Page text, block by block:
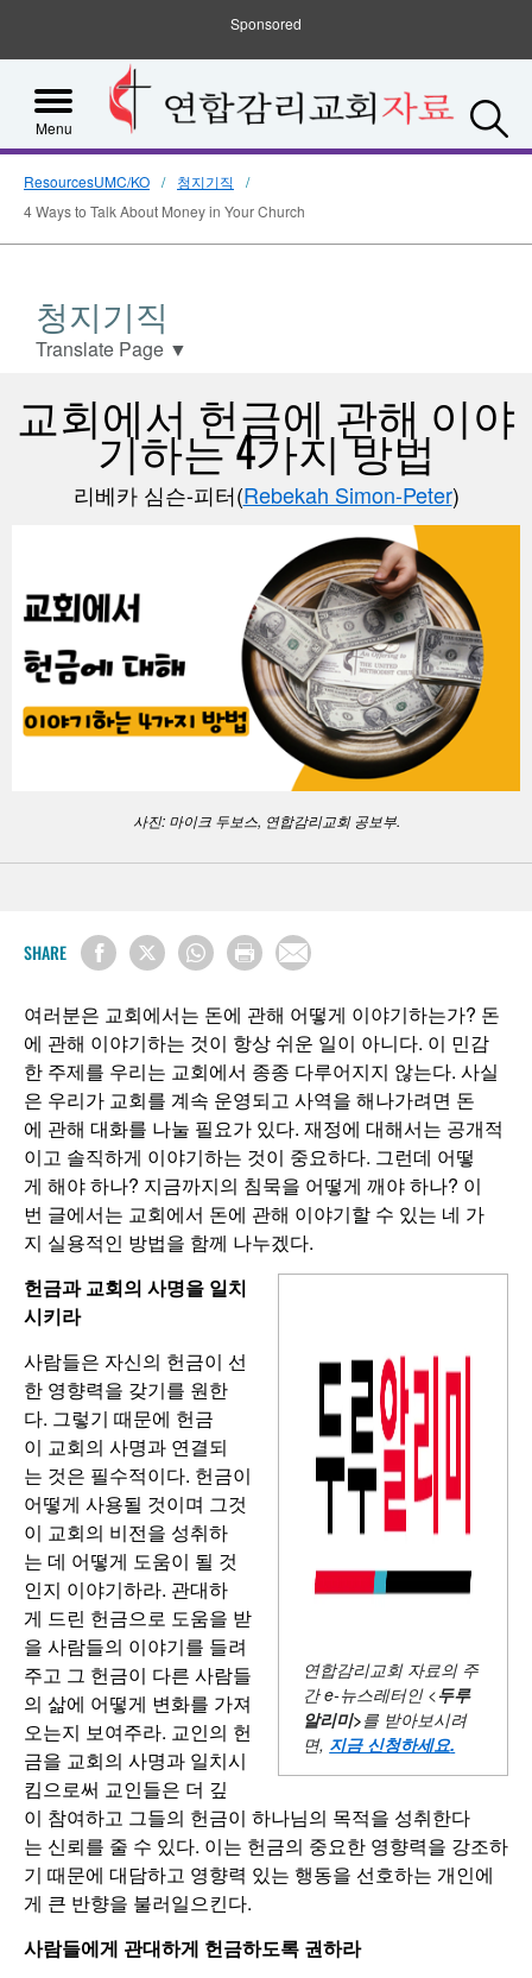
Sponsored
Menu
ResourcesUMC/KO
청지기직
4 Ways to Talk About Money in Your Church
청지기직
Translate Page ▼
교회에서 헌금에 관해 이야
기하는 4가지 방법
리베카 심슨-피터(Rebekah Simon-Peter)
사진: 마이크 두보스, 연합감리교회 공보부.
SHARE
여러분은 교회에서는 돈에 관해 어떻게 이야기하는가? 돈
에 관해 이야기하는 것이 항상 쉬운 일이 아니다. 이 민감
한 주제를 우리는 교회에서 종종 다루어지지 않는다. 사실
은 우리가 교회를 계속 운영되고 사역을 해나가려면 돈
에 관해 대화를 나눌 필요가 있다. 재정에 대해서는 공개적
이고 솔직하게 이야기하는 것이 중요하다. 그런데 어떻
게 해야 하나? 지금까지의 침묵을 어떻게 깨야 하나? 이
번 글에서는 교회에서 돈에 관해 이야기할 수 있는 네 가
지 실용적인 방법을 함께 나누겠다.
연합감리교회 자료의 주
간e-뉴스레터인 <두루
알리미>를 받아보시려
면, 지금 신청하세요.
헌금과 교회의 사명을 일치
시키라
사람들은 자신의 헌금이 선
한 영향력을 갖기를 원한
다. 그렇기 때문에 헌금
이 교회의 사명과 연결되
는 것은 필수적이다. 헌금이
어떻게 사용될 것이며 그것
이 교회의 비전을 성취하
는 데 어떻게 도움이 될 것
인지 이야기하라. 관대하
게 드린 헌금으로 도움을 받
을 사람들의 이야기를 들려
주고 그 헌금이 다른 사람들
의 삶에 어떻게 변화를 가져
오는지 보여주라. 교인의 헌
금을 교회의 사명과 일치시
킴으로써 교인들은 더 깊
이 참여하고 그들의 헌금이 하나님의 목적을 성취한다
는 신뢰를 줄 수 있다. 이는 헌금의 중요한 영향력을 강조하
기 때문에 대담하고 영향력 있는 행동을 선호하는 개인에
게 큰 반향을 불러일으킨다.
사람들에게 관대하게 헌금하도록 권하라